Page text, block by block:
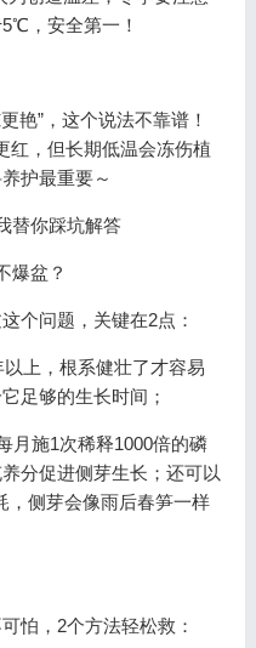
，安全第一！
艳”，这个说法不靠谱！
，但长期低温会冻伤植
护最重要～
替你踩坑解答
爆盆？
个问题，关键在2点：
上，根系健壮了才容易
足够的生长时间；
月施1次稀释1000倍的磷
分促进侧芽生长；还可以
，侧芽会像雨后春笋一样
怕，2个方法轻松救：